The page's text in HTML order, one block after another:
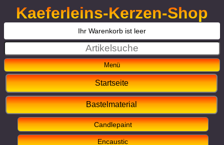
Kaeferleins-Kerzen-Shop
Startseite
Bastelmaterial
Candlepaint
Encaustic
Ihr Warenkorb ist leer